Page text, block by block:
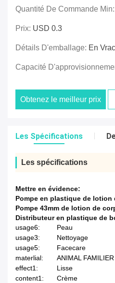
Quantité De Commande Min:
Prix: USD 0.3
Détails D'emballage: En
Capacité
Obtenez le meilleur prix
Les Spécifications
Les spécifications
Mettre en évidence:
Pompe en plastique de lotion
Pompe 43mm de lotion de
Distributeur en plastique de
usage6:
Peau
usage3:
Nettoyage
usage5:
Facecare
materlial:
ANIMAL FAMILIER
effect1:
Lisse
content1:
Crème